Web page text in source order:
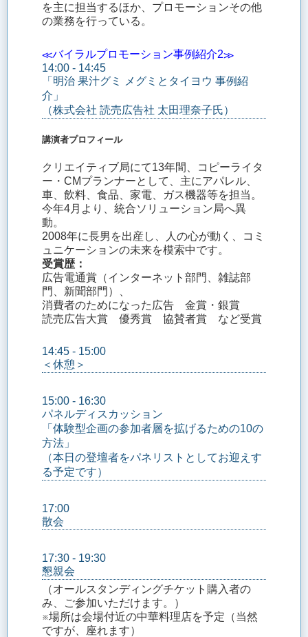
を主に担当するほか、プロモーションその他
の業務を行っている。
≪バイラルプロモーション事例紹介2≫
14:00 - 14:45
「明治 果汁グミ メグミとタイヨウ 事例紹
介」
（株式会社 読売広告社 太田理奈子氏）
講演者プロフィール
クリエイティブ局にて13年間、コピーライタ
ー・CMプランナーとして、主にアパレル、
車、飲料、食品、家電、ガス機器等を担当。
今年4月より、統合ソリューション局へ異
動。
2008年に長男を出産し、人の心が動く、コミ
ュニケーションの未来を模索中です。
受賞歴：
広告電通賞（インターネット部門、雑誌部
門、新聞部門）、
消費者のためになった広告 金賞・銀賞
読売広告大賞 優秀賞 協賛者賞 など受賞
14:45 - 15:00
＜休憩＞
15:00 - 16:30
パネルディスカッション
「体験型企画の参加者層を拡げるための10の
方法」
（本日の登壇者をパネリストとしてお迎えす
る予定です）
17:00
散会
17:30 - 19:30
懇親会
（オールスタンディングチケット購入者の
み、ご参加いただけます。）
※場所は会場付近の中華料理店を予定（当然
ですが、座れます）